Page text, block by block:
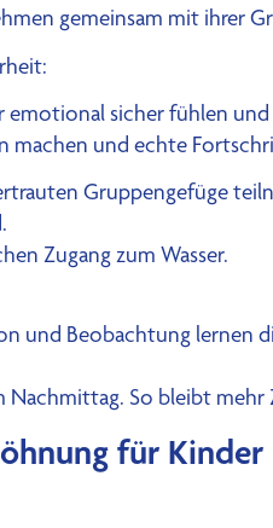
gemeinsam mit ihrer
sicher fühlen und
machen und echte
Gruppengefüge
Zugang zum Wasser.
und Beobachtung lernen
So bleibt
für Kinder